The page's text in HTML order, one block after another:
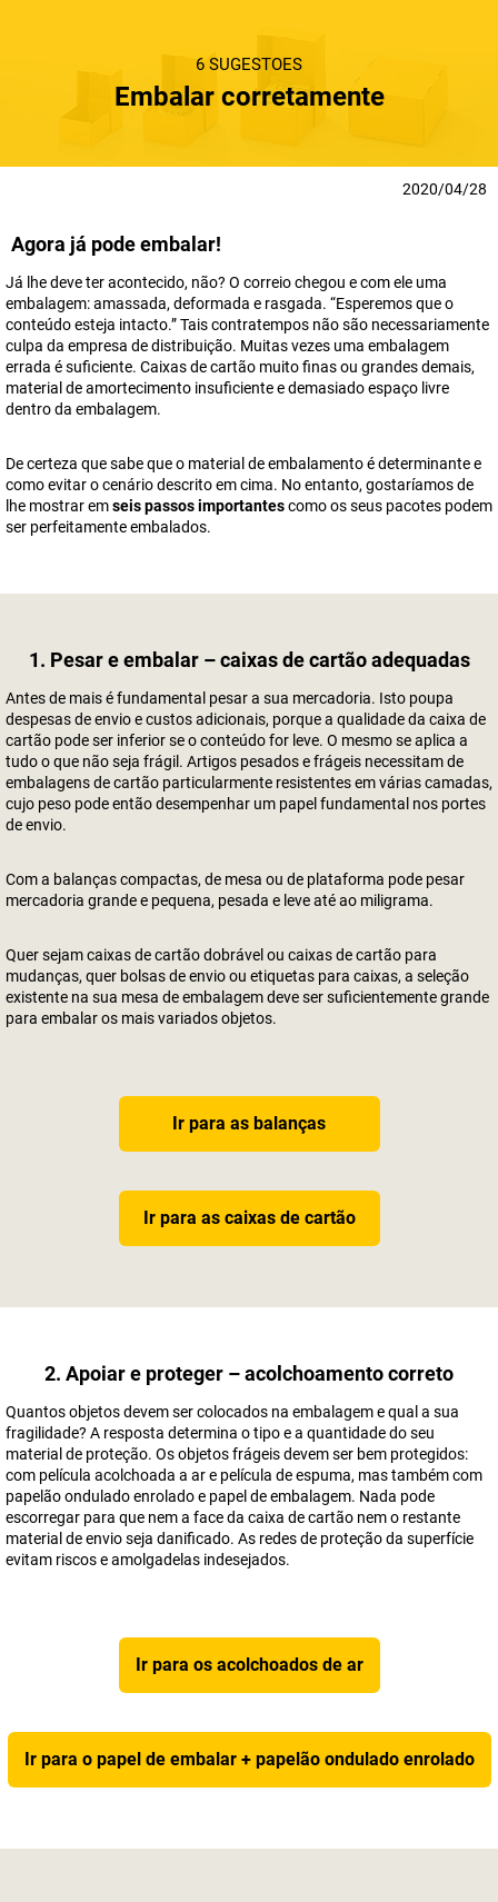
6 SUGESTÕES
Embalar corretamente
2020/04/28
Agora já pode embalar!
Já lhe deve ter acontecido, não? O correio chegou e com ele uma
embalagem: amassada, deformada e rasgada. “Esperemos que o
conteúdo esteja intacto.” Tais contratempos não são necessariamente
culpa da empresa de distribuição. Muitas vezes uma embalagem
errada é suficiente. Caixas de cartão muito finas ou grandes demais,
material de amortecimento insuficiente e demasiado espaço livre
dentro da embalagem.
De certeza que sabe que o material de embalamento é determinante e
como evitar o cenário descrito em cima. No entanto, gostaríamos de
lhe mostrar emseis passos importantescomo os seus pacotes podem
ser perfeitamente embalados.
1. Pesar e embalar – caixas de cartão adequadas
Antes de mais é fundamental pesar a sua mercadoria. Isto poupa
despesas de envio e custos adicionais, porque a qualidade da caixa de
cartão pode ser inferior se o conteúdo for leve. O mesmo se aplica a
tudo o que não seja frágil. Artigos pesados e frágeis necessitam de
embalagens de cartão particularmente resistentes em várias camadas,
cujo peso pode então desempenhar um papel fundamental nos portes
de envio.
Com a balanças compactas, de mesa ou de plataforma pode pesar
mercadoria grande e pequena, pesada e leve até ao miligrama.
Quer sejam caixas de cartão dobrável ou caixas de cartão para
mudanças, quer bolsas de envio ou etiquetas para caixas, a seleção
existente na sua mesa de embalagem deve ser suficientemente grande
para embalar os mais variados objetos.
Ir para as balanças
Ir para as caixas de cartão
2. Apoiar e proteger – acolchoamento correto
Quantos objetos devem ser colocados na embalagem e qual a sua
fragilidade? A resposta determina o tipo e a quantidade do seu
material de proteção. Os objetos frágeis devem ser bem protegidos:
com película acolchoada a ar e película de espuma, mas também com
papelão ondulado enrolado e papel de embalagem. Nada pode
escorregar para que nem a face da caixa de cartão nem o restante
material de envio seja danificado. As redes de proteção da superfície
evitam riscos e amolgadelas indesejados.
Ir para os acolchoados de ar
Ir para o papel de embalar + papelão ondulado enrolado